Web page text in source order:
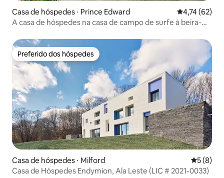
Casa de hóspedes ⋅ Prince Edward 4,74 de uma
4,74 (62)
A casa de hóspedes na casa de campo de surfe à beira-
Preferido dos hóspedes
Preferido dos hóspedes
Casa de hóspedes ⋅ Milford 5 de
5 (8)
Casa de Hóspedes Endymion, Ala Leste (LIC # 2021-0033)